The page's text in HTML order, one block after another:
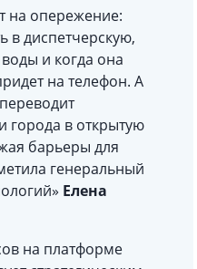
на опережение:
в диспетчерскую,
и когда она
на телефон. А
города в открытую
барьеры для
генеральный
Елена
на платформе